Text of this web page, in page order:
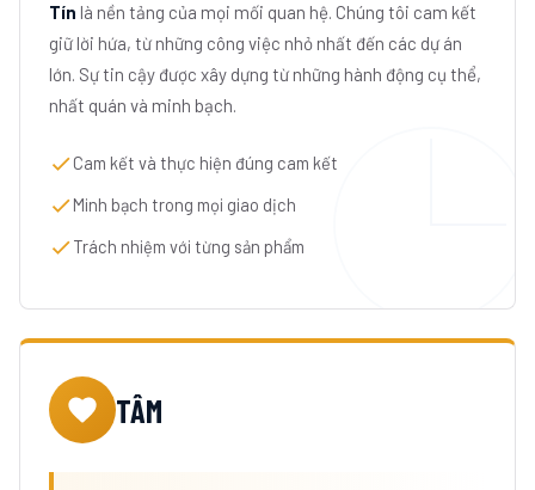
Tín là nền tảng của mọi mối quan hệ. Chúng tôi cam kết
giữ lời hứa, từ những công việc nhỏ nhất đến các dự án
lớn. Sự tin cậy được xây dựng từ những hành động cụ thể,
nhất quán và minh bạch.
Cam kết và thực hiện đúng cam kết
Minh bạch trong mọi giao dịch
Trách nhiệm với từng sản phẩm
TÂM